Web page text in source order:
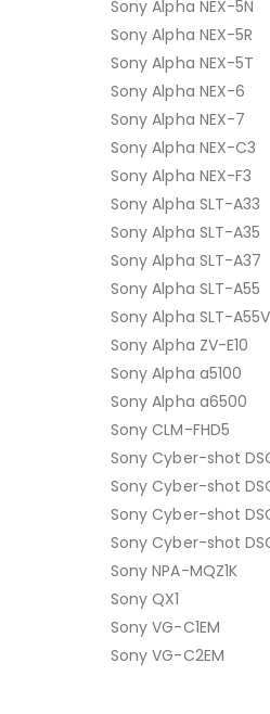
Sony Alpha NEX-5N
Sony Alpha NEX-5R
Sony Alpha NEX-5T
Sony Alpha NEX-6
Sony Alpha NEX-7
Sony Alpha NEX-C3
Sony Alpha NEX-F3
Sony Alpha SLT-A33
Sony Alpha SLT-A35
Sony Alpha SLT-A37
Sony Alpha SLT-A55
Sony Alpha SLT-A55V
Sony Alpha ZV-E10
Sony Alpha a5100
Sony Alpha a6500
Sony CLM-FHD5
Sony Cyber-shot
Sony Cyber-shot
Sony Cyber-shot
Sony Cyber-shot
Sony NPA-MQZ1K
Sony QX1
Sony VG-C1EM
Sony VG-C2EM